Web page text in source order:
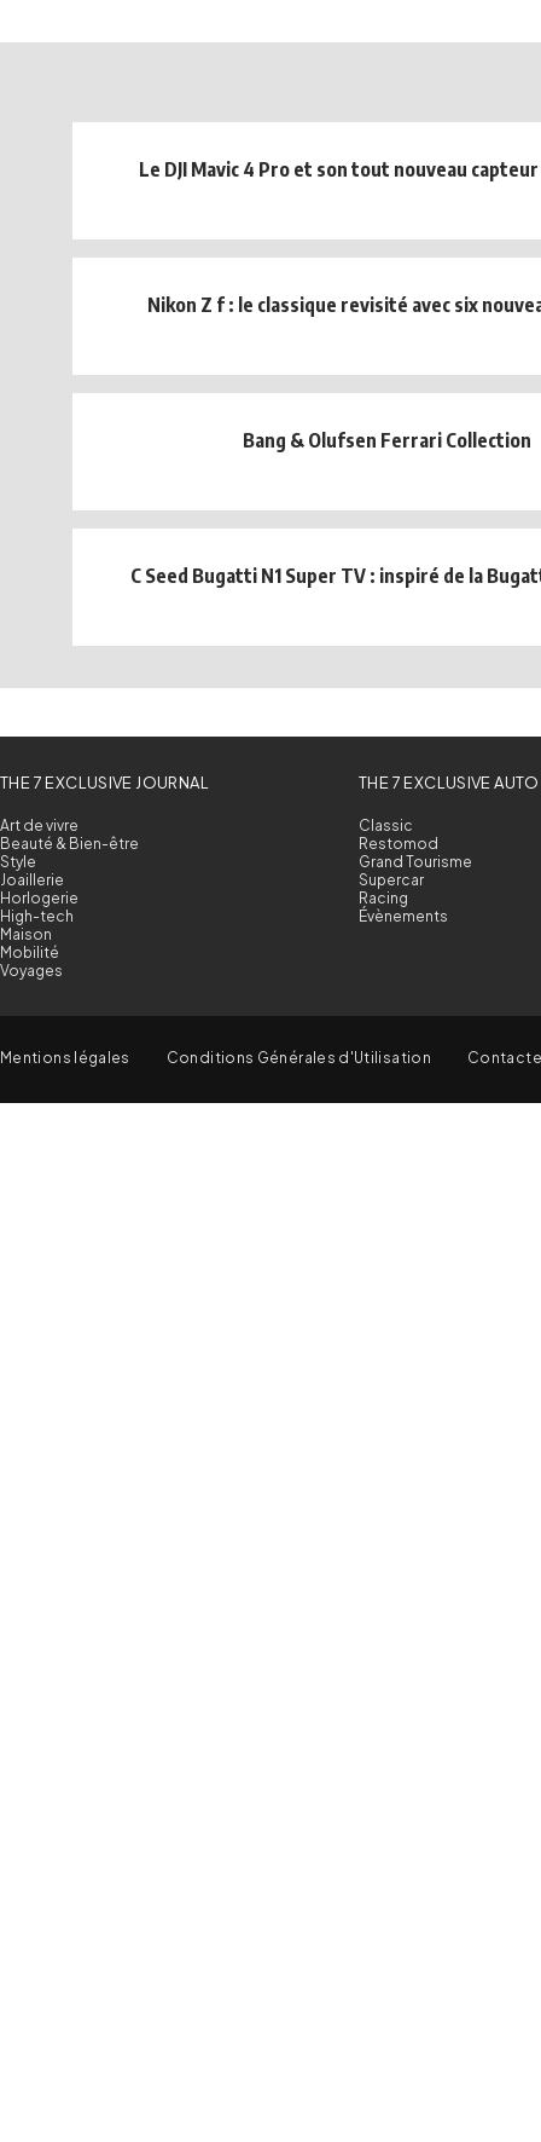
Le DJI Mavic 4 Pro et son tout nouveau
Nikon Z f : le classique revisité avec six
Bang & Olufsen Ferrari Collection
C Seed Bugatti N1 Super TV : inspiré de la
THE 7 EXCLUSIVE JOURNAL
Art de vivre
Beauté & Bien-être
Style
Joaillerie
Horlogerie
High-tech
Maison
Mobilité
Voyages
THE 7 EXCLUSIVE AUTO
Classic
Restomod
Grand Tourisme
Supercar
Racing
Évènements
Mentions légales Conditions Générales d'Utilisation